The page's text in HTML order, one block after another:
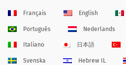
Français English
Português Nederlands
Italiano 日本語
Svenska Hebrew IL